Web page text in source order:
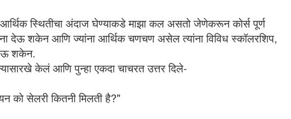
आर्थिक स्थितीचा अंदाज घेण्याकडे माझा कल असतो जेणेकरून कोर्स पूर्ण
देऊ शकेन आणि ज्यांना आर्थिक चणचण असेल त्यांना विविध स्कॉलरशिप,
शकेन.
केलं आणि पुन्हा एकदा चाचरत उत्तर दिले-
को सेलरी कितनी मिलती है?"
गुप्ता यांनी स्थापन केलेल्या Gujarat Grassroots
च्या चौथ्या वर्षात जाणाऱ्या चार मुलींना त्यांच्या
एका महिन्यासाठी अहमदाबाद, गांधीनगर येथे जाऊन
meet Dr. Jyotiben Trivedi who happens to be a
ex-vice Chancellor" प्रो. मॅथ्यू म्हणाले. मी माझे